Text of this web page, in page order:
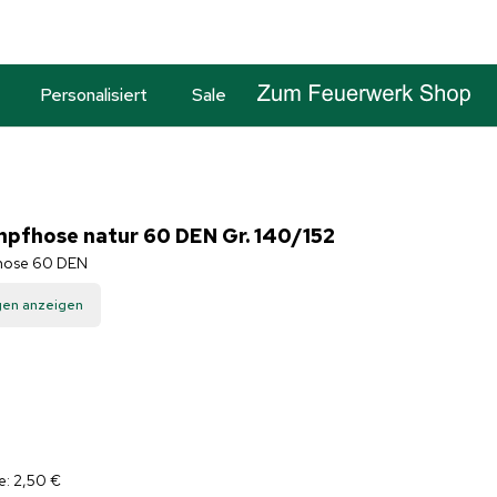
Personalisiert Sale
natur 60 DEN Gr. 140/152
60 DEN
anzeigen
2,50 €